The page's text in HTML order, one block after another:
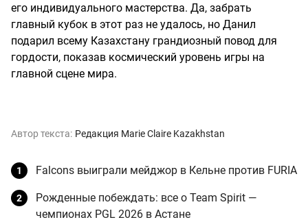
его индивидуального мастерства. Да, забрать
главный кубок в этот раз не удалось, но Данил
подарил всему Казахстану грандиозный повод для
гордости, показав космический уровень игры на
главной сцене мира.
Автор текста: Редакция Marie Claire Kazakhstan
Falcons выиграли мейджор в Кельне против FURIA
Рожденные побеждать: все о Team Spirit —
чемпионах PGL 2026 в Астане